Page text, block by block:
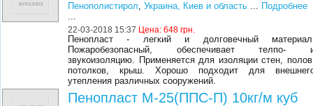
Пенополистирол,Украина, Киев и область ... Подробнее
...
22-03-2018 15:37 Цена:648 грн.
Пенопласт - легкий и долговечный
Пожаробезопасный, обеспечивает телпо-
звукоизоляцию. Применяется для изоляции стен,
потолков, крыш. Хорошо подходит для
утепления различных сооружений.
Пенопласт М-25(ППС-П) 10кг/м куб